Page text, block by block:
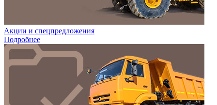
Акции и спецпредложения
Подробнее